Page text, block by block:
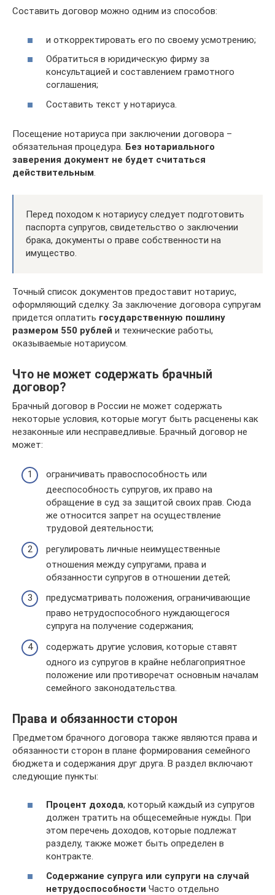
Составить договор можно одним из способов:
и откорректировать его по своему усмотрению;
Обратиться в юридическую фирму за
консультацией и составлением грамотного
соглашения;
Составить текст у нотариуса.
Посещение нотариуса при заключении договора –
обязательная процедура. Без нотариального
заверения документ не будет считаться
действительным
Перед походом к нотариусу следует подготовить
паспорта супругов, свидетельство о заключении
брака, документы о праве собственности на
имущество.
Точный список документов предоставит нотариус,
оформляющий сделку. За заключение договора супругам
придется оплатить государственную пошлину
размером 550 рублей и технические работы,
оказываемые нотариусом.
Что не может содержать брачный
договор?
Брачный договор в России не может содержать
некоторые условия, которые могут быть расценены как
незаконные или несправедливые. Брачный договор не
может:
ограничивать правоспособность или
дееспособность супругов, их право на
обращение в суд за защитой своих прав. Сюда
же относится запрет на осуществление
трудовой деятельности;
регулировать личные неимущественные
отношения между супругами, права и
обязанности супругов в отношении детей;
предусматривать положения, ограничивающие
право нетрудоспособного нуждающегося
супруга на получение содержания;
содержать другие условия, которые ставят
одного из супругов в крайне неблагоприятное
положение или противоречат основным началам
семейного законодательства.
Права и обязанности сторон
Предметом брачного договора также являются права и
обязанности сторон в плане формирования семейного
бюджета и содержания друг друга. В раздел включают
следующие пункты:
Процент дохода, который каждый из супругов
должен тратить на общесемейные нужды. При
этом перечень доходов, которые подлежат
разделу, также может быть определен в
контракте.
Содержание супруга или супруги на случай
нетрудоспособности Часто отдельно